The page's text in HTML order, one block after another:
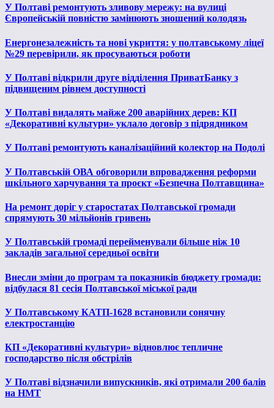
У Полтаві ремонтують зливову мережу: на вулиці
Європейській повністю замінюють зношений колодязь
Енергонезалежність та нові укриття: у полтавському ліцеї
№29 перевірили, як просуваються роботи
У Полтаві відкрили друге відділення ПриватБанку з
підвищеним рівнем доступності
У Полтаві видалять майже 200 аварійних дерев: КП
«Декоративні культури» уклало договір з підрядником
У Полтаві ремонтують каналізаційний колектор на Подолі
У Полтавській ОВА обговорили впровадження реформи
шкільного харчування та проєкт «Безпечна Полтавщина»
На ремонт доріг у старостатах Полтавської громади
спрямують 30 мільйонів гривень
У Полтавській громаді перейменували більше ніж 10
закладів загальної середньої освіти
Внесли зміни до програм та показників бюджету громади:
відбулася 81 сесія Полтавської міської ради
У Полтавському КАТП-1628 встановили сонячну
електростанцію
КП «Декоративні культури» відновлює тепличне
господарство після обстрілів
У Полтаві відзначили випускників, які отримали 200 балів
на НМТ